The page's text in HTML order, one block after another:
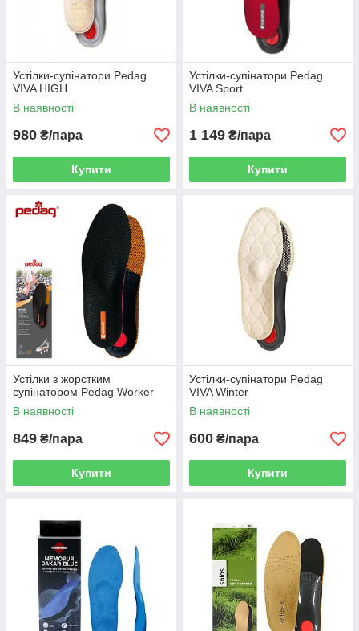
Устілки-супінатори Pedag
VIVA HIGH
В наявності
980 ₴/пара
Купити
Устілки-супінатори Pedag
VIVA Sport
В наявності
1 149 ₴/пара
Купити
Устілки з жорстким
супінатором Pedag Worker
В наявності
849 ₴/пара
Купити
Устілки-супінатори Pedag
VIVA Winter
В наявності
600 ₴/пара
Купити